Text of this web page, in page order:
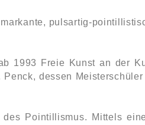
pulsartig-
1993 Freie Kunst an der
dessen
Pointillismus. Mittels